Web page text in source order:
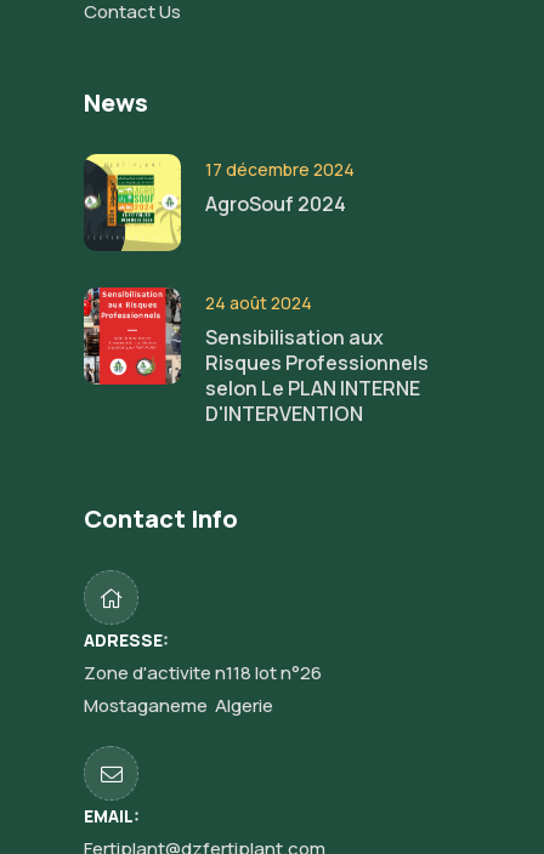
Contact Us
News
17 décembre 2024
AgroSouf 2024
24 août 2024
Sensibilisation aux
Risques Professionnels
selon Le PLAN INTERNE
D'INTERVENTION
Contact Info
ADRESSE:
Zone d'activite n118 lot n°26
Mostaganeme Algerie
EMAIL:
Fertiplant@dzfertiplant.com